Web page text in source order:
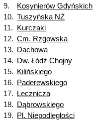
9. Kosynierów Gdyńskich
10. Tuszyńska NŻ
11. Kurczaki
12. Cm. Rzgowska
13. Dachowa
14. Dw. Łódź Chojny
15. Kilińskiego
16. Paderewskiego
17. Lecznicza
18. Dąbrowskiego
19. Pl. Niepodległości